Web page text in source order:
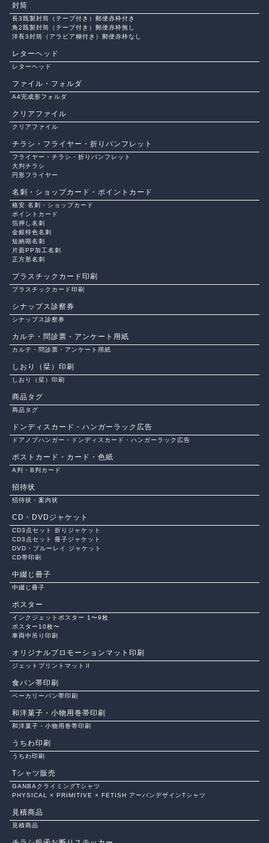
封筒
長3既製封筒（テープ付き）郵便赤枠付き
角2既製封筒（テープ付き）郵便赤枠無し
洋長3封筒（アラビア糊付き）郵便赤枠なし
レターヘッド
レターヘッド
ファイル・フォルダ
A4完成形フォルダ
クリアファイル
クリアファイル
チラシ・フライヤー・折りパンフレット
フライヤー・チラシ・折りパンフレット
大判チラシ
円形フライヤー
名刺・ショップカード・ポイントカード
格安 名刺・ショップカード
ポイントカード
箔押し名刺
金銀特色名刺
短納期名刺
片面PP加工名刺
正方形名刺
プラスチックカード印刷
プラスチックカード印刷
シナップス診察券
シナップス診察券
カルテ・問診票・アンケート用紙
カルテ・問診票・アンケート用紙
しおり（栞）印刷
しおり（栞）印刷
商品タグ
商品タグ
ドンディスカード・ハンガーラック広告
ドアノブハンガー・ドンディスカード・ハンガーラック広告
ポストカード・カード・色紙
A判・B判カード
招待状
招待状・案内状
CD・DVDジャケット
CD3点セット 折りジャケット
CD3点セット 冊子ジャケット
DVD・ブルーレイ ジャケット
CD帯印刷
中綴じ冊子
中綴じ冊子
ポスター
インクジェットポスター 1〜9枚
ポスター10枚〜
車両中吊り印刷
オリジナルプロモーションマット印刷
ジェットプリントマットⅡ
食パン帯印刷
ベーカリーパン帯印刷
和洋菓子・小物用巻帯印刷
和洋菓子・小物用巻帯印刷
うちわ印刷
うちわ印刷
Tシャツ販売
GANBAクライミングTシャツ
PHYSICAL × PRIMITIVE × FETISH アーバンデザインTシャツ
見積商品
見積商品